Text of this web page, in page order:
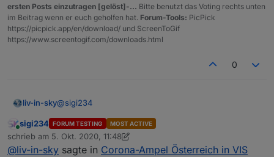
den für dich interessanten GKZ
Du musst nur in jedem Skript ein anderes
Directory angeben.
ersten Posts einzutragen [gelöst]-... Bitte benutzt das Voting rechts unten
im Beitrag wenn er euch geholfen hat. Forum-Tools: PicPick
https://picpick.app/en/download/ und ScreenToGif
https://www.screentogif.com/downloads.html
0
liv-in-sky@sigi234
die sortierung muss noch gemacht werden - dann
gibt es wieder was zum testen - könnte aber etwas
dauern
Online
sigi234 FORUM TESTING MOST ACTIVE
schrieb am 5. Okt. 2020, 11:48
zuletzt editiert von sigi23410. Mai 2020, 13:49
@liv-in-sky sagte in Corona-Ampel Österreich in VIS